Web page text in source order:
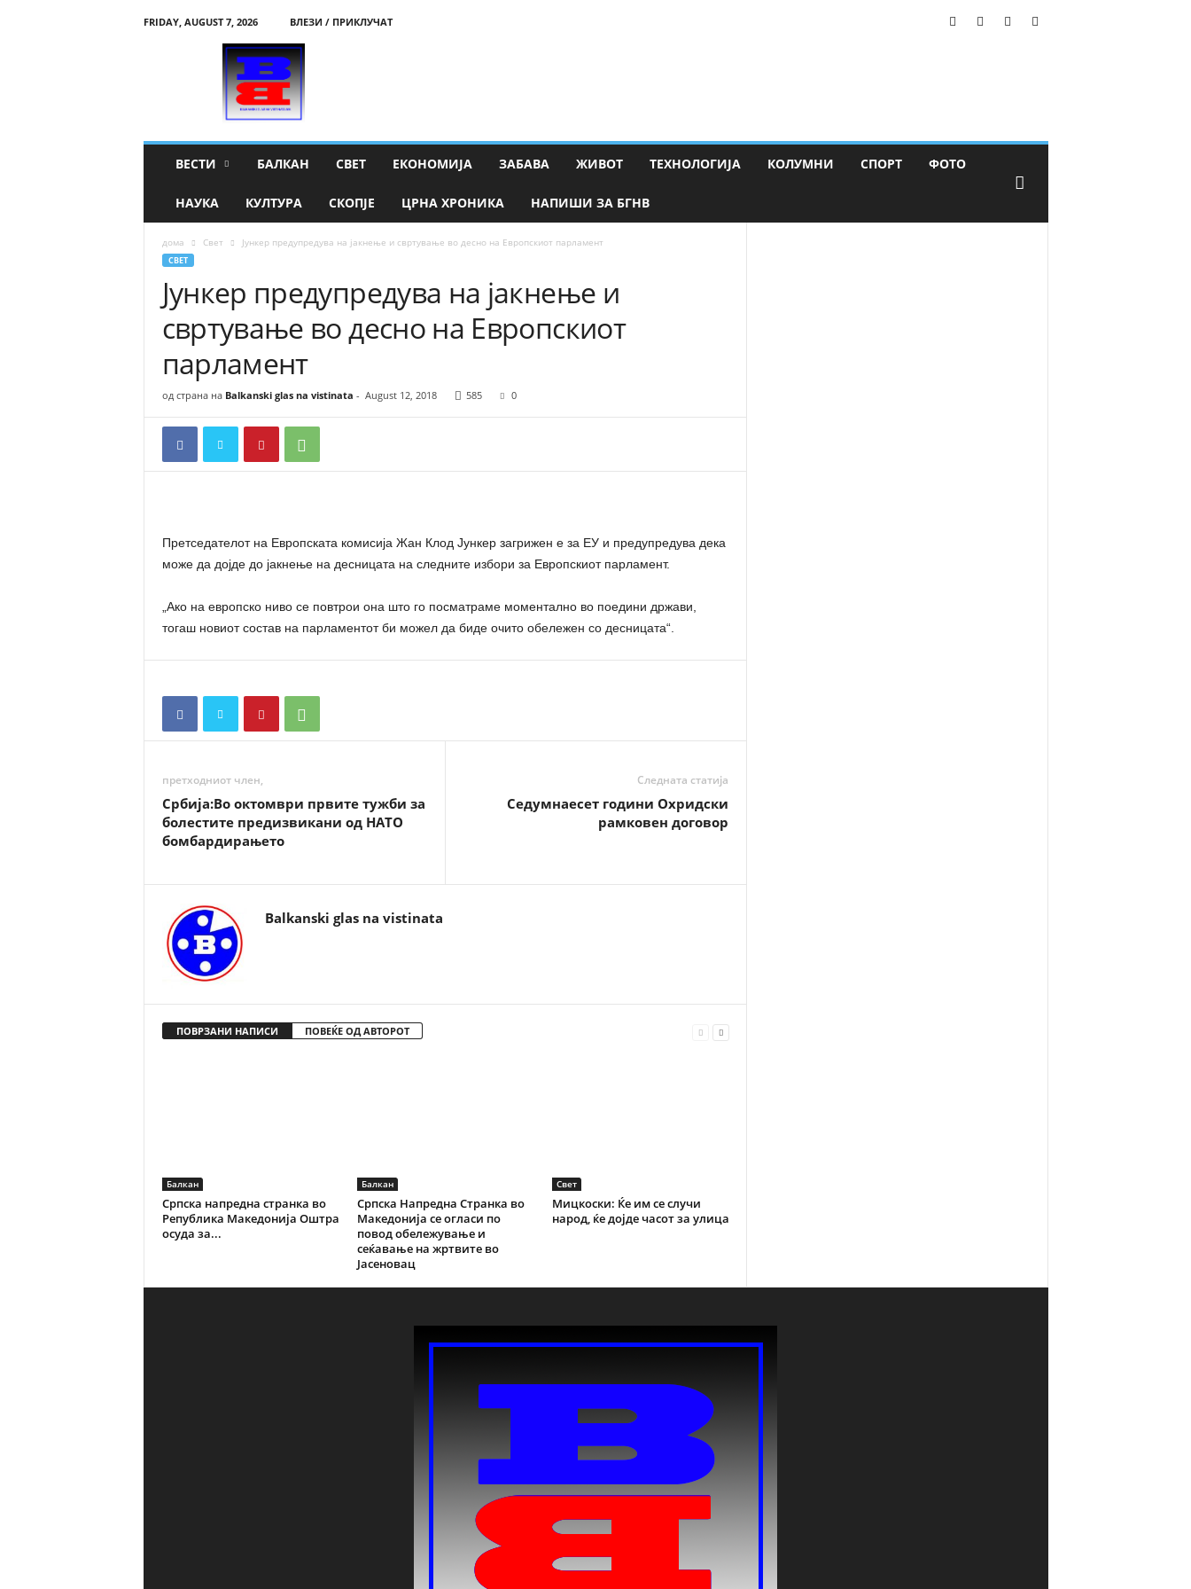
FRIDAY, AUGUST 7, 2026
ВЛЕЗИ / ПРИКЛУЧАТ
n
a
ВЕСТИ БАЛКАН СВЕТ ЕКОНОМИЈА ЗАБАВА ЖИВОТ ТЕХНОЛОГИЈА КОЛУМНИ СПОРТ ФОТО
НАУКА КУЛТУРА СКОПЈЕ ЦРНА ХРОНИКА НАПИШИ ЗА БГНВ
дома Свет Јункер предупредува на јакнење и свртување во десно на Европскиот парламент
СВЕТ
Јункер предупредува на јакнење и
свртување во десно на Европскиот
парламент
од страна на Balkanski glas na vistinata - August 12, 2018 585 0
Претседателот на Европската комисија Жан Клод Јункер загрижен е за ЕУ и предупредува дека
може да дојде до јакнење на десницата на следните избори за Европскиот парламент.
„Ако на европско ниво се повтрои она што го посматраме моментално во поедини држави,
тогаш новиот состав на парламентот би можел да биде очито обележен со десницата“.
претходниот член,
Србија:Во октомври првите тужби за
болестите предизвикани од НАТО
бомбардирањето
Следната статија
Седумнаесет години Охридски
рамковен договор
Balkanski glas na vistinata
ПОВРЗАНИ НАПИСИ ПОВЕЌЕ ОД АВТОРОТ
Балкан
Српска напредна странка во
Република Македонија Оштра
осуда за...
Балкан
Српска Напредна Странка во
Македонија се огласи по
повод обележување и
сеќавање на жртвите во
Јасеновац
Свет
Мицкоски: Ќе им се случи
народ, ќе дојде часот за улица